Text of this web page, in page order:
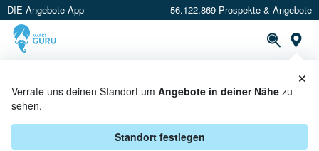
DIE Angebote App 56.122.869 Prospekte & Angebote
Verrate uns deinen Standort um Angebote in deiner Nähe zu
sehen.
Standort festlegen
×
AGRARFROST BEI EDEKA -
ANGEBOTE & AKTIONEN